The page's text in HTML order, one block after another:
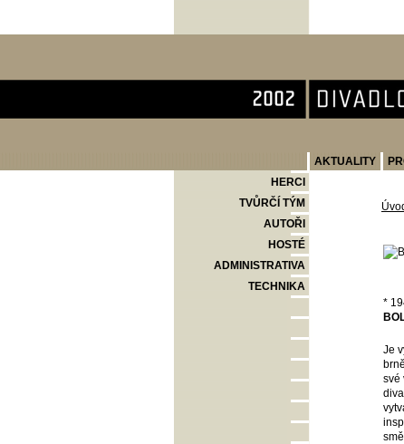
AKTUALITY
HERCI
TVŮRČÍ TÝM
AUTOŘI
HOSTÉ
ADMINISTRATIVA
TECHNIKA
*
Je
své